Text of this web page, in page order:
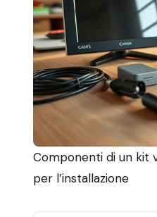
Componenti di un kit
per l’installazione